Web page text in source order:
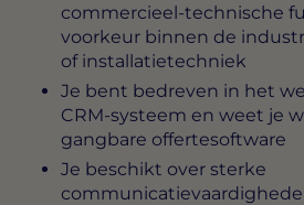
commercieel-technische
voorkeur binnen de
of installatietechniek
Je bent bedreven in het
CRM-systeem en weet je
gangbare offertesoftware
Je beschikt over sterke